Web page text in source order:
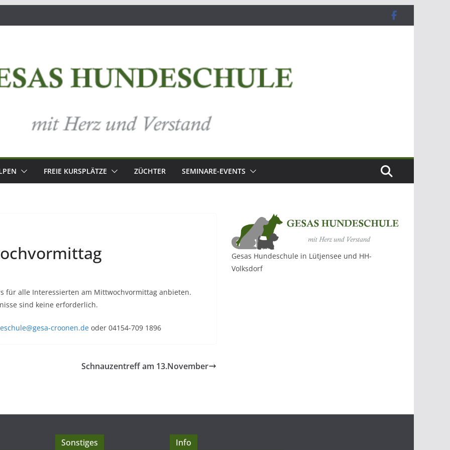
FREIE KURSPLÄTZE ZÜCHTER SEMINARE-EVENTS
für alle Interessierten am Mittwochvormittag anbieten.
sind keine erforderlich.
croonen.de oder 04154-709 1896
Schnauzentreff am 13.November
Gesas Hundeschule in Lütjensee und HH-
Volksdorf
Sonstiges Info